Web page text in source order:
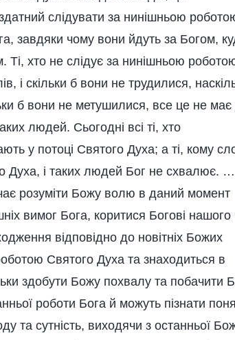
слідувати за нинішньою
завдяки чому вони йдуть за Богом,
Ті, хто не слідує за нинішньою
і скільки б вони не трудилися,
б вони не метушилися, все це не
людей. Сьогодні всі ті, хто
у потоці Святого Духа; а ті, кому
Духа, і таких людей Бог не схвалює. …
розуміти Божу волю в даний момент
вимог Бога, коритися Богові нашого
відповідно до новітніх Божих
Святого Духа та знаходиться в
здобути Божу похвалу та побачити
роботи Бога й можуть пізнати
та сутність, виходячи з останньої